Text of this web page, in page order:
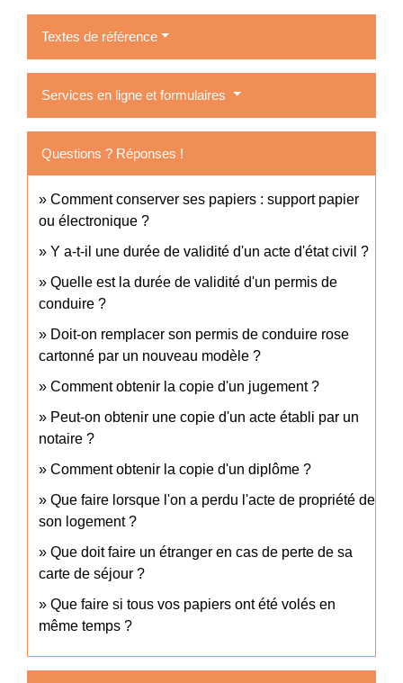
Textes de référence
Services en ligne et formulaires
Questions ? Réponses !
Comment conserver ses papiers : support papier
ou électronique ?
Y a-t-il une durée de validité d'un acte d'état civil ?
Quelle est la durée de validité d'un permis de
conduire ?
Doit-on remplacer son permis de conduire rose
cartonné par un nouveau modèle ?
Comment obtenir la copie d'un jugement ?
Peut-on obtenir une copie d'un acte établi par un
notaire ?
Comment obtenir la copie d'un diplôme ?
Que faire lorsque l'on a perdu l'acte de propriété de
son logement ?
Que doit faire un étranger en cas de perte de sa
carte de séjour ?
Que faire si tous vos papiers ont été volés en
même temps ?